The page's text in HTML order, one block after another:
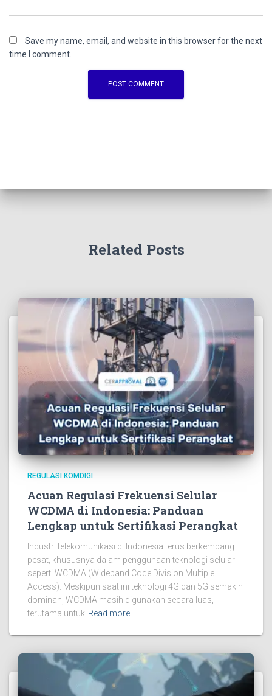
Save my name, email, and website in this browser for the next
time I comment.
Related Posts
REGULASI KOMDIGI
Acuan Regulasi Frekuensi Selular
WCDMA di Indonesia: Panduan
Lengkap untuk Sertifikasi Perangkat
Industri telekomunikasi di Indonesia terus berkembang
pesat, khususnya dalam penggunaan teknologi selular
seperti WCDMA (Wideband Code Division Multiple
Access). Meskipun saat ini teknologi 4G dan 5G semakin
dominan, WCDMA masih digunakan secara luas,
terutama untuk Read more…